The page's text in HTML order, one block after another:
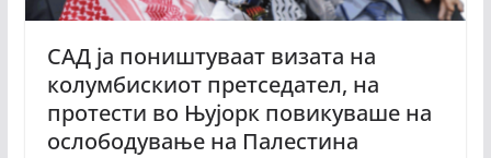
САД ја поништуваат визата на
колумбискиот претседател, на
протести во Њујорк повикуваше на
ослободување на Палестина